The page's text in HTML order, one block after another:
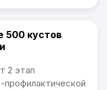
500 кустов
2 этап